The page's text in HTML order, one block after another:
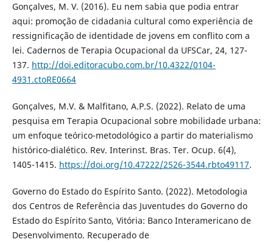
Gonçalves, M. V. (2016). Eu nem sabia que podia entrar
aqui: promoção de cidadania cultural como experiência de
ressignificação de identidade de jovens em conflito com a
lei. Cadernos de Terapia Ocupacional da UFSCar, 24, 127-
137. http://doi.editoracubo.com.br/10.4322/0104-
4931.ctoRE0664
Gonçalves, M.V. & Malfitano, A.P.S. (2022). Relato de uma
pesquisa em Terapia Ocupacional sobre mobilidade urbana:
um enfoque teórico-metodológico a partir do materialismo
histórico-dialético. Rev. Interinst. Bras. Ter. Ocup. 6(4),
1405-1415. https://doi.org/10.47222/2526-3544.rbto49117.
Governo do Estado do Espírito Santo. (2022). Metodologia
dos Centros de Referência das Juventudes do Governo do
Estado do Espírito Santo, Vitória: Banco Interamericano de
Desenvolvimento. Recuperado de